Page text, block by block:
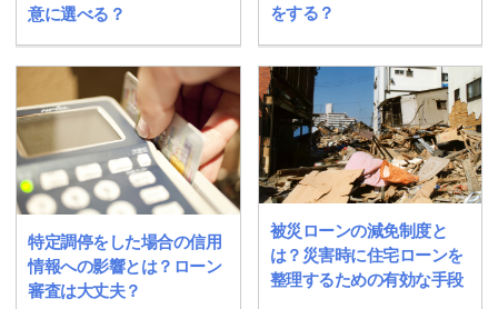
意に選べる？
をする？
特定調停をした場合の信用
情報への影響とは？ローン
審査は大丈夫？
被災ローンの減免制度と
は？災害時に住宅ローンを
整理するための有効な手段